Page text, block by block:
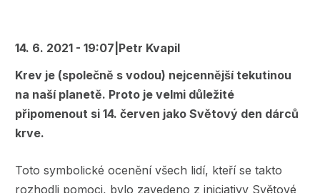
14. 6. 2021 - 19:07 Petr Kvapil
Krev je (společně s vodou) nejcennější tekutinou
na naší planetě. Proto je velmi důležité
připomenout si 14. červen jako Světový den dárců
krve.
Toto symbolické ocenění všech lidí, kteří se takto
rozhodli pomoci, bylo zavedeno z iniciativy Světové